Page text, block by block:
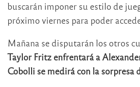
buscarán imponer su estilo de
próximo viernes para poder
Mañana se disputarán los otros
Taylor Fritz enfrentará a
Cobolli se medirá con la sorpresa